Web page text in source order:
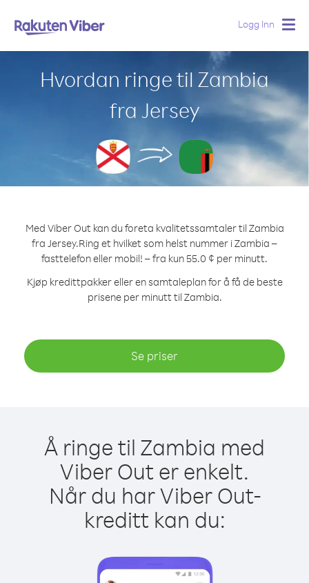
Logg Inn
Hvordan ringe til Zambia
fra Jersey
Med Viber Out kan du foreta kvalitetssamtaler til Zambia
fra Jersey.Ring et hvilket som helst nummer i Zambia –
fasttelefon eller mobil! – fra kun 55.0 ¢ per minutt.
Kjøp kredittpakker eller en samtaleplan for å få de beste
prisene per minutt til Zambia.
Se priser
Å ringe til Zambia med
Viber Out er enkelt.
Når du har Viber Out-
kreditt kan du: